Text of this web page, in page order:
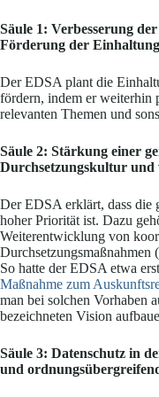
Säule 1: Verbesserung
Förderung der Einhaltung
Der EDSA plant die
fördern, indem er weiterhin
relevanten Themen und
Säule 2: Stärkung einer
Durchsetzungskultur und
Der EDSA erklärt, dass die
hoher Priorität ist. Dazu
Weiterentwicklung von
Durchsetzungsmaßnahmen
So hatte der EDSA etwa
Maßnahme zum
man bei solchen Vorhaben
bezeichneten Vision
Säule 3: Datenschutz in
und